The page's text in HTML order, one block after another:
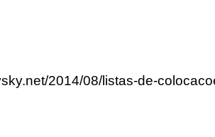
2014/08/listas-de-